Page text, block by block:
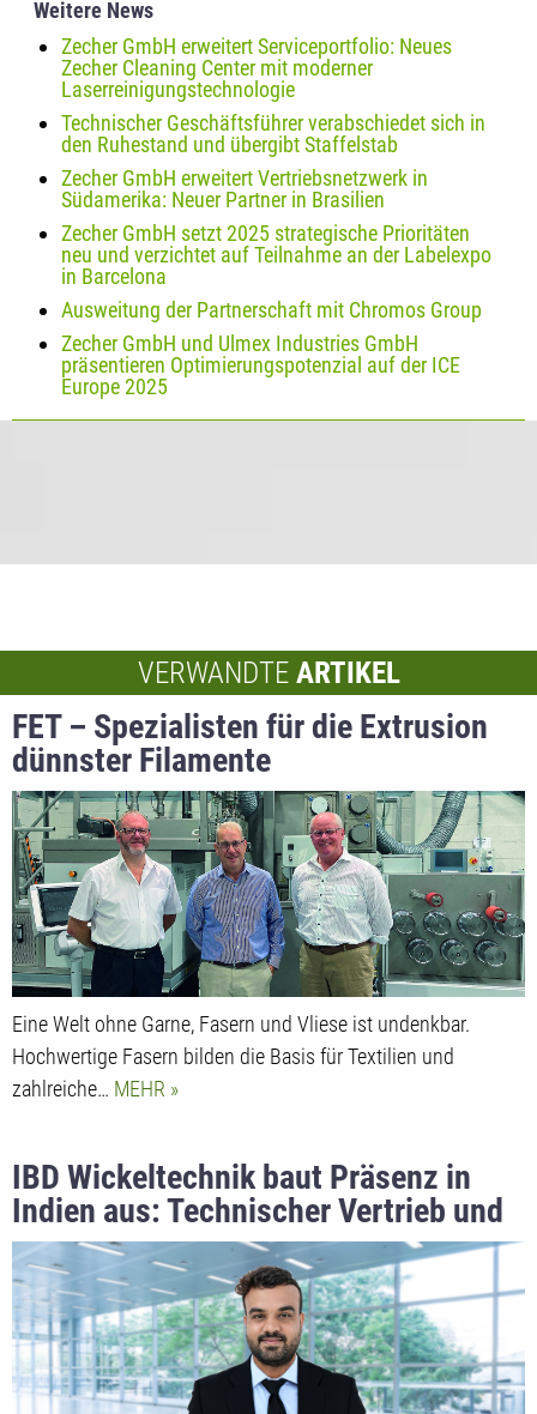
Weitere News
Zecher GmbH erweitert Serviceportfolio: Neues
Zecher Cleaning Center mit moderner
Laserreinigungstechnologie
Technischer Geschäftsführer verabschiedet sich in
den Ruhestand und übergibt Staffelstab
Zecher GmbH erweitert Vertriebsnetzwerk in
Südamerika: Neuer Partner in Brasilien
Zecher GmbH setzt 2025 strategische Prioritäten
neu und verzichtet auf Teilnahme an der Labelexpo
in Barcelona
Ausweitung der Partnerschaft mit Chromos Group
Zecher GmbH und Ulmex Industries GmbH
präsentieren Optimierungspotenzial auf der ICE
Europe 2025
VERWANDTE ARTIKEL
FET – Spezialisten für die Extrusion
dünnster Filamente
Eine Welt ohne Garne, Fasern und Vliese ist undenkbar.
Hochwertige Fasern bilden die Basis für Textilien und
zahlreiche… MEHR
IBD Wickeltechnik baut Präsenz in
Indien aus: Technischer Vertrieb und
Beratung direkt vor Ort